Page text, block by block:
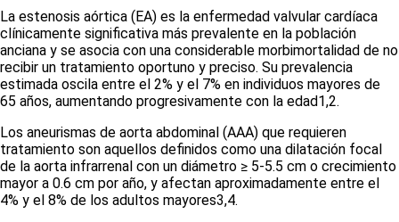
La estenosis aórtica (EA) es la enfermedad valvular cardíaca
clínicamente significativa más prevalente en la población
anciana y se asocia con una considerable morbimortalidad de no
recibir un tratamiento oportuno y preciso. Su prevalencia
estimada oscila entre el 2% y el 7% en individuos mayores de
65 años, aumentando progresivamente con la edad1,2.
Los aneurismas de aorta abdominal (AAA) que requieren
tratamiento son aquellos definidos como una dilatación focal
de la aorta infrarrenal con un diámetro ≥ 5-5.5 cm o crecimiento
mayor a 0.6 cm por año, y afectan aproximadamente entre el
4% y el 8% de los adultos mayores3,4.